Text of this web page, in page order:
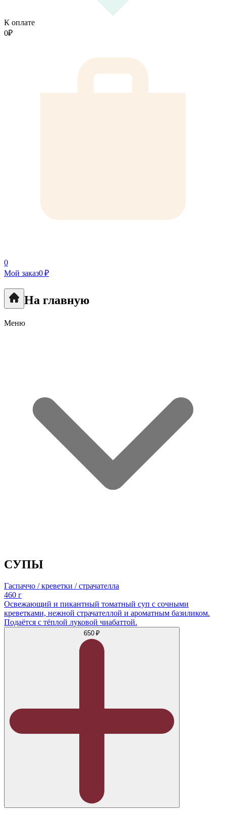
К оплате
0₽
0
Мой заказ0 ₽
На главную
Меню
СУПЫ
Гаспаччо / креветки / страчателла
460 г
Освежающий и пикантный томатный суп с сочными
креветками, нежной страчателлой и ароматным базиликом.
Подаётся с тёплой луковой чиабаттой.
650 ₽